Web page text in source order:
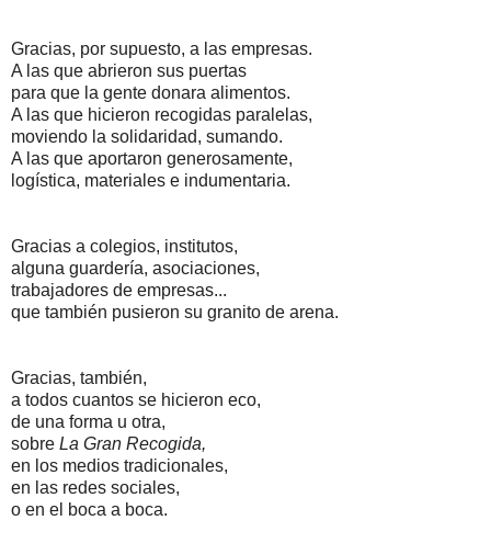
Gracias, por supuesto, a las empresas.
A las que abrieron sus puertas
para que la gente donara alimentos.
A las que hicieron recogidas paralelas,
moviendo la solidaridad, sumando.
A las que aportaron generosamente,
logística, materiales e indumentaria.
Gracias a colegios, institutos,
alguna guardería, asociaciones,
trabajadores de empresas...
que también pusieron su granito de arena.
Gracias, también,
a todos cuantos se hicieron eco,
de una forma u otra,
sobre La Gran Recogida,
en los medios tradicionales,
en las redes sociales,
o en el boca a boca.